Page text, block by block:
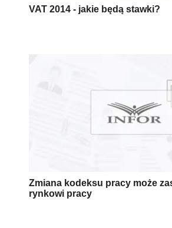
VAT 2014 - jakie będą stawki?
Zmiana kodeksu pracy może
rynkowi pracy